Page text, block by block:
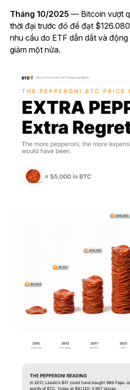
Tháng 10/2025 — Bitcoin vượt
thời đại trước đó để đạt $126.080
nhu cầu do ETF dẫn dắt và
giảm một nửa.